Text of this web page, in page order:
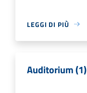
LEGGI DI PIÙ
Auditorium (1)